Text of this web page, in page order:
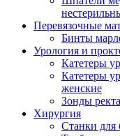
Перевязочные
Бинты
Урология и
Катетеры
Катетеры
женские
Зонды
Хирургия
Станки для